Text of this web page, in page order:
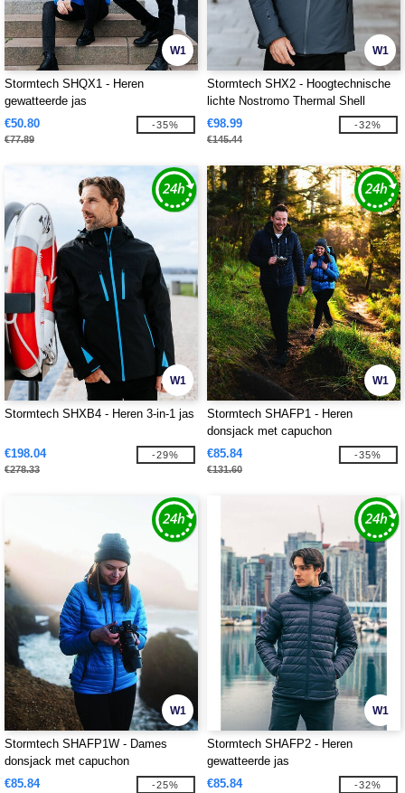
W1
Stormtech SHQX1 - Heren
gewatteerde jas
€50.80
€77.89
-35%
W1
Stormtech SHX2 - Hoogtechnische
lichte Nostromo Thermal Shell
€98.99
€145.44
-32%
W1
Stormtech SHXB4 - Heren 3-in-1 jas
€198.04
€278.33
-29%
W1
Stormtech SHAFP1 - Heren
donsjack met capuchon
€85.84
€131.60
-35%
W1
Stormtech SHAFP1W - Dames
donsjack met capuchon
€85.84
-25%
W1
Stormtech SHAFP2 - Heren
gewatteerde jas
€85.84
-32%